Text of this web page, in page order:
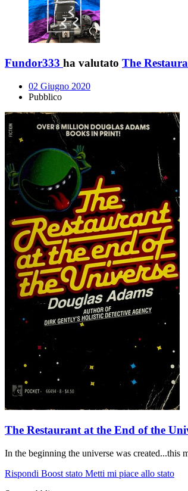
Fundor333 ha valutato The
02 Giugno 2020
Pubblico
The Restaurant at the End of the
In the beginning the universe was created...this
Rispondi Boost stato Metti mi piace allo stato